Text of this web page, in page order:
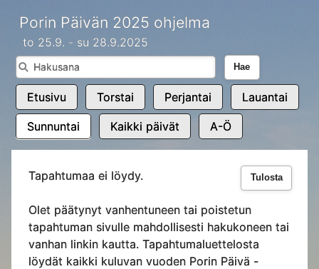
Porin Päivän 2025 ohjelma
to 25.9. - su 28.9.2025
Hae
Etusivu Torstai Perjantai Lauantai
Sunnuntai Kaikki päivät A-Ö
Tulosta
Tapahtumaa ei löydy.
Olet päätynyt vanhentuneen tai poistetun
tapahtuman sivulle mahdollisesti hakukoneen tai
vanhan linkin kautta. Tapahtumaluettelosta
löydät kaikki kuluvan vuoden Porin Päivä -